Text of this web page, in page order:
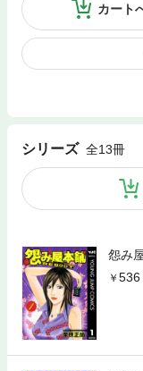
カート
シリーズ 全13冊
怨み
536